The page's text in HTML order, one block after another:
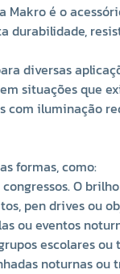
Makro é o
durabilidade,
diversas
situações que
com iluminação
formas, como:
O
pen drives ou
ou eventos
escolares
noturnas